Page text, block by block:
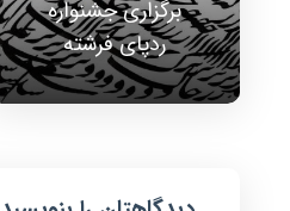
برگزاری جشنواره
ردپای فرشته